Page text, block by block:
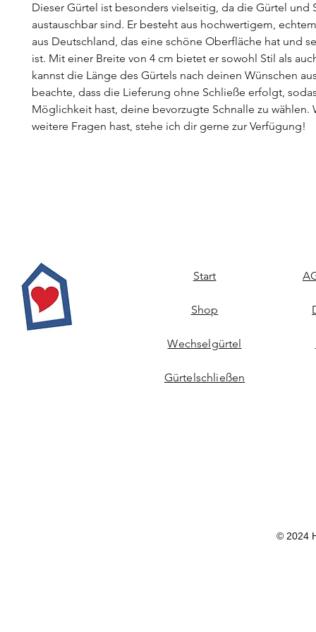
Dieser Gürtel ist besonders vielseitig, da die Gürtel und
austauschbar sind. Er besteht aus hochwertigem,
aus Deutschland, das eine schöne Oberfläche hat und
ist. Mit einer Breite von 4 cm bietet er sowohl Stil als
kannst die Länge des Gürtels nach deinen Wünschen
beachte, dass die Lieferung ohne Schließe erfolgt,
Möglichkeit hast, deine bevorzugte Schnalle zu wählen.
weitere Fragen hast, stehe ich dir gerne zur Verfügung!
Start
Shop
Wechselgürtel
Gürtelschließen
© 2024